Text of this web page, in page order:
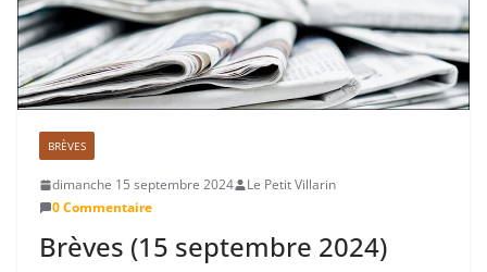
BRÈVES
dimanche 15 septembre 2024
Le Petit Villarin
0 Commentaire
Brèves (15 septembre 2024)